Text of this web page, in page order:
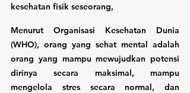
kesehatan fisik seseorang,
Menurut Organisasi Kesehatan Dunia
(WHO), orang yang sehat mental adalah
orang yang mampu mewujudkan potensi
dirinya secara maksimal, mampu
mengelola stres secara normal, dan